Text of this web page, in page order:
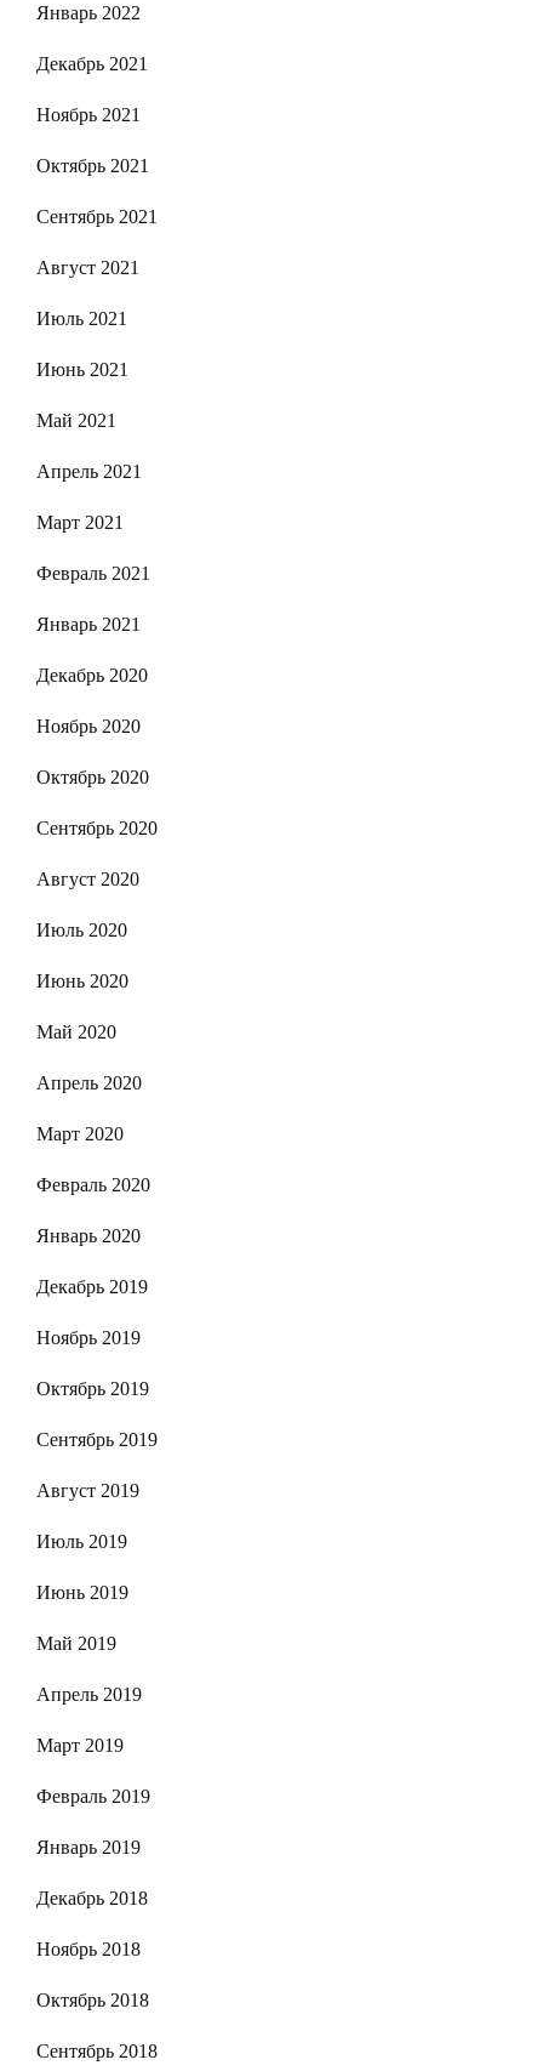
Январь 2022
Декабрь 2021
Ноябрь 2021
Октябрь 2021
Сентябрь 2021
Август 2021
Июль 2021
Июнь 2021
Май 2021
Апрель 2021
Март 2021
Февраль 2021
Январь 2021
Декабрь 2020
Ноябрь 2020
Октябрь 2020
Сентябрь 2020
Август 2020
Июль 2020
Июнь 2020
Май 2020
Апрель 2020
Март 2020
Февраль 2020
Январь 2020
Декабрь 2019
Ноябрь 2019
Октябрь 2019
Сентябрь 2019
Август 2019
Июль 2019
Июнь 2019
Май 2019
Апрель 2019
Март 2019
Февраль 2019
Январь 2019
Декабрь 2018
Ноябрь 2018
Октябрь 2018
Сентябрь 2018